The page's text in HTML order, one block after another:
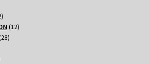
2
Produkte
1212
2828